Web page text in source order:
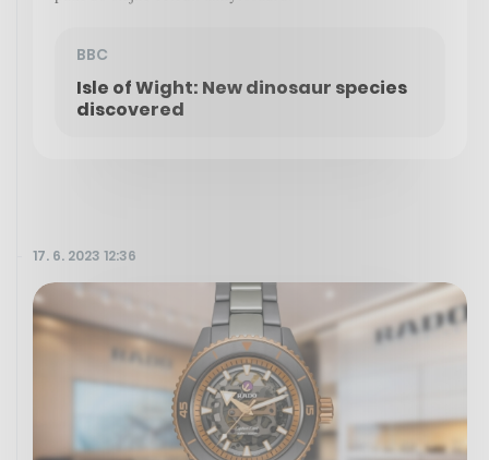
BBC
Isle of Wight: New dinosaur species
discovered
17. 6. 2023 12:36